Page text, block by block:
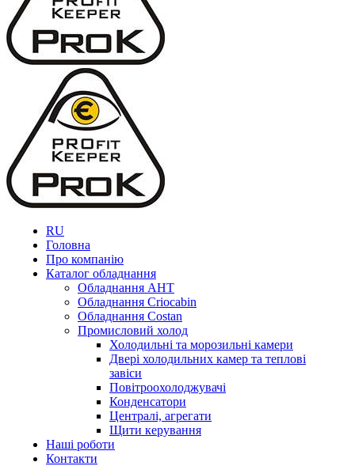
RU
Головна
Про компанію
Каталог обладнання
Обладнання AHT
Обладнання Criocabin
Обладнання Costan
Промисловий холод
Холодильні та морозильні камери
Двері холодильних камер та теплові
завіси
Повітроохолоджувачі
Конденсатори
Централі, агрегати
Щити керування
Наші роботи
Контакти